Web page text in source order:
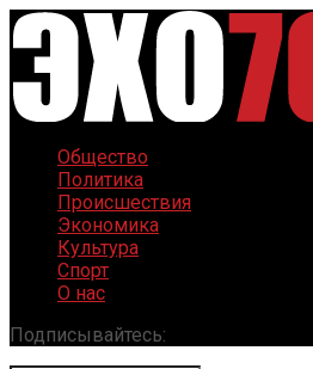
Общество
Политика
Происшествия
Экономика
Культура
Спорт
О нас
Подписывайтесь: